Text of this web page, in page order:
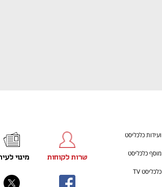
ועידות כלכליסט
מוסף כלכליסט
כלכליסט TV
שרות לקוחות מינוי